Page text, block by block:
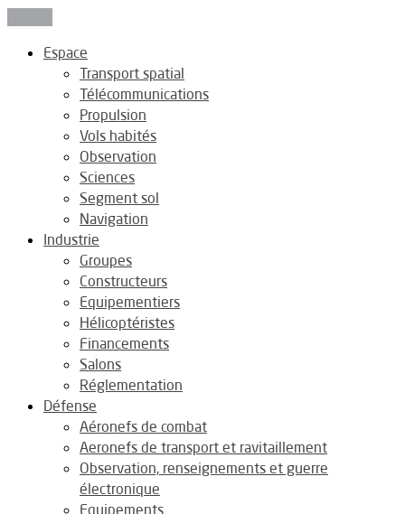
Espace
Transport spatial
Télécommunications
Propulsion
Vols habités
Observation
Sciences
Segment sol
Navigation
Industrie
Groupes
Constructeurs
Equipementiers
Hélicoptéristes
Financements
Salons
Réglementation
Défense
Aéronefs de combat
Aeronefs de transport et ravitaillement
Observation, renseignements et guerre
électronique
Equipements